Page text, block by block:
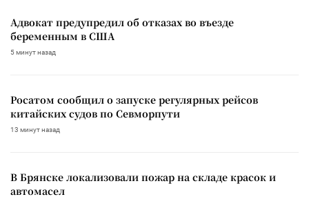
Адвокат предупредил об отказах во въезде
беременным в США
5 минут назад
Росатом сообщил о запуске регулярных рейсов
китайских судов по Севморпути
13 минут назад
В Брянске локализовали пожар на складе красок и
автомасел